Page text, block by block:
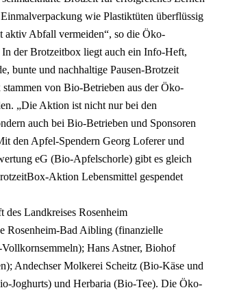
wie Plastiktüten überflüssig
aktiv Abfall vermeiden“, so die Öko-
der Brotzeitbox liegt auch ein Info-Heft,
bunte und nachhaltige Pausen-Brotzeit
von Bio-Betrieben aus der Öko-
„Die Aktion ist nicht nur bei den
auch bei Bio-Betrieben und Sponsoren
den Apfel-Spendern Georg Loferer und
eG (Bio-Apfelschorle) gibt es gleich
Aktion Lebensmittel gespendet
Landkreises Rosenheim
Rosenheim-Bad Aibling (finanzielle
Hans Astner, Biohof
Andechser Molkerei Scheitz (Bio-Käse und
Joghurts) und Herbaria (Bio-Tee). Die Öko-